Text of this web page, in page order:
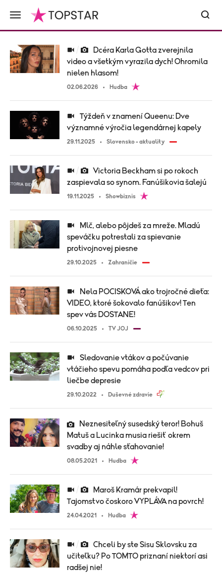
video a všetkým vyrazila dych! Ohromila
nielen hlasom!
02.06.2026 Hudba
významné výročia legendárnej kapely
29.11.2025 Slovensko - aktuality
zaspievala so synom. Fanúšikovia šalejú
19.11.2025 Showbiznis
speváčku potrestali za spievanie
protivojnovej piesne
29.10.2025 Zahraničie
VIDEO, ktoré šokovalo fanúšikov! Ten
spev vás DOSTANE!
06.10.2025 TV JOJ
vtáčieho spevu pomáha podľa vedcov pri
liečbe depresie
29.10.2022 Duševné zdravie
Matuš a Lucinka musia riešiť okrem
svadby aj náhle sťahovanie!
08.05.2021 Hudba
Tajomstvo čoskoro VYPLÁVA na povrch!
24.04.2021 Hudba
učiteľku? Po TOMTO priznaní niektorí asi
radšej nie!